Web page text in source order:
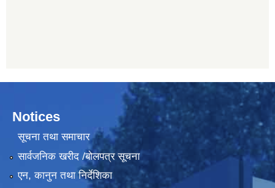
Notices
सूचना तथा समाचार
सार्वजनिक खरीद /बोलपत्र सूचना
एन, कानुन तथा निर्देशिका